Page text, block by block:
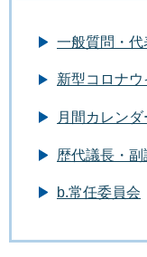
一般質問・代
新型コロナ
月間カレンダ
歴代議長・副
b.常任委員会